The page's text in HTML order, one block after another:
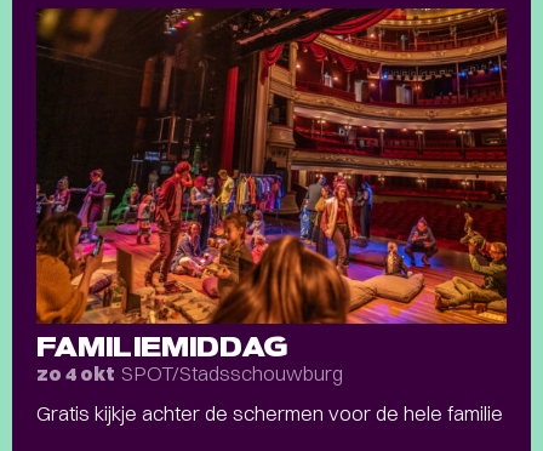
FAMILIEMIDDAG
zo 4 okt SPOT/Stadsschouwburg
Gratis kijkje achter de schermen voor de hele familie